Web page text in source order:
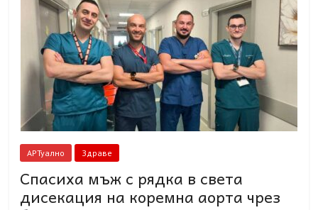
АРТуално Здраве
Спасиха мъж с рядка в света
дисекация на коремна аорта чрез